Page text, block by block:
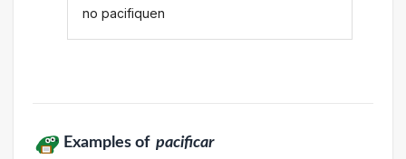
no pacifiquen
Examples of pacificar